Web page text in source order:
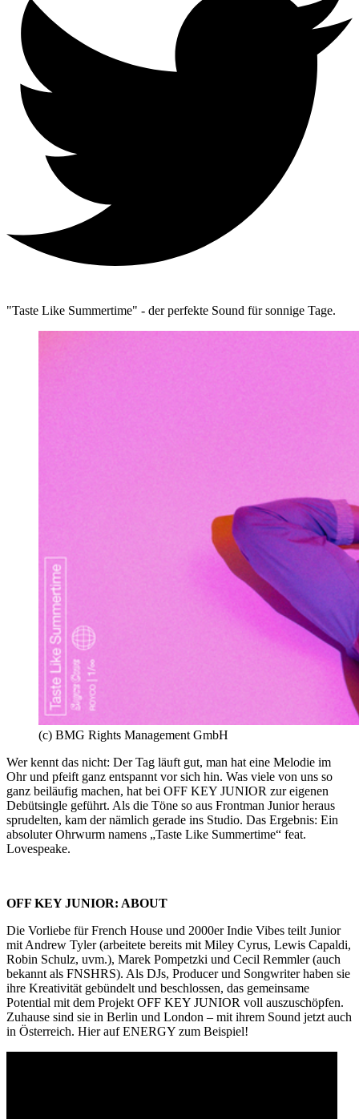
"Taste Like Summertime" - der perfekte Sound für sonnige Tage.
(c) BMG Rights Management GmbH
Wer kennt das nicht: Der Tag läuft gut, man hat eine Melodie im
Ohr und pfeift ganz entspannt vor sich hin. Was viele von uns so
ganz beiläufig machen, hat bei OFF KEY JUNIOR zur eigenen
Debütsingle geführt. Als die Töne so aus Frontman Junior heraus
sprudelten, kam der nämlich gerade ins Studio. Das Ergebnis: Ein
absoluter Ohrwurm namens „Taste Like Summertime“ feat.
Lovespeake.
OFF KEY JUNIOR: ABOUT
Die Vorliebe für French House und 2000er Indie Vibes teilt Junior
mit Andrew Tyler (arbeitete bereits mit Miley Cyrus, Lewis Capaldi,
Robin Schulz, uvm.), Marek Pompetzki und Cecil Remmler (auch
bekannt als FNSHRS). Als DJs, Producer und Songwriter haben sie
ihre Kreativität gebündelt und beschlossen, das gemeinsame
Potential mit dem Projekt OFF KEY JUNIOR voll auszuschöpfen.
Zuhause sind sie in Berlin und London – mit ihrem Sound jetzt auch
in Österreich. Hier auf ENERGY zum Beispiel!